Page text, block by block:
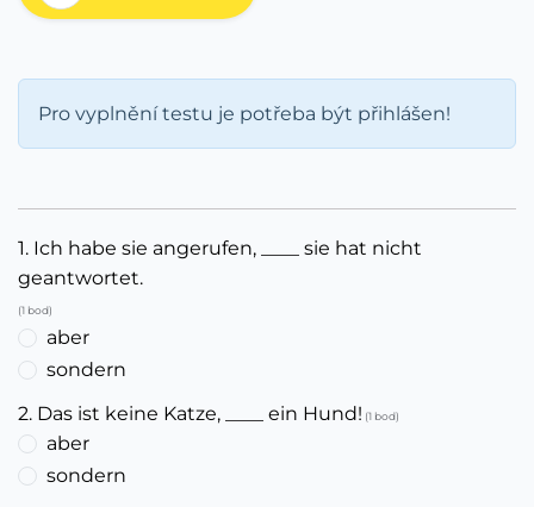
Pro vyplnění testu je potřeba být přihlášen!
1. Ich habe sie angerufen, ____ sie hat nicht
geantwortet.
(1 bod)
aber
sondern
2. Das ist keine Katze, ____ ein Hund! (1 bod)
aber
sondern